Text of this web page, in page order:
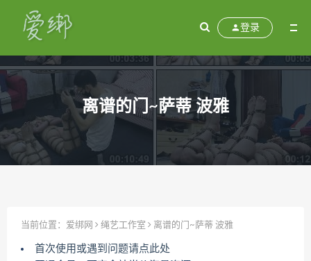
登录
离谱的门~萨蒂 波雅
当前位置： 爱绑网 绳艺工作室 离谱的门~萨蒂 波雅
首次使用或遇到问题请点此处